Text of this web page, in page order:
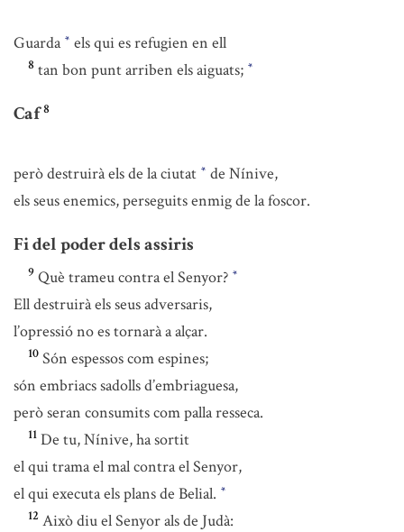
Guarda * els qui es refugien en ell
8 tan bon punt arriben els aiguats; *
Caf 8
però destruirà els de la ciutat * de Nínive,
els seus enemics, perseguits enmig de la foscor.
Fi del poder dels assiris
9 Què trameu contra el Senyor? *
Ell destruirà els seus adversaris,
l’opressió no es tornarà a alçar.
10 Són espessos com espines;
són embriacs sadolls d’embriaguesa,
però seran consumits com palla resseca.
11 De tu, Nínive, ha sortit
el qui trama el mal contra el Senyor,
el qui executa els plans de Belial. *
12 Això diu el Senyor als de Judà: